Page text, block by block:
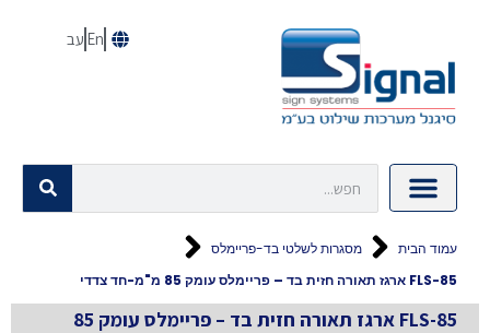
En עב
עמוד הבית
מסגרות לשלטי בד-פריימלס
FLS-85 ארגז תאורה חזית בד – פריימלס עומק 85 מ"מ-חד צדדי
FLS-85 ארגז תאורה חזית בד – פריימלס עומק 85